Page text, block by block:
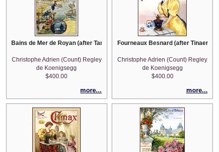
Bains de Mer de Royan (after Tamagno)
Christophe Adrien (Count) Regley
de Koenigsegg
$400.00
more...
Fourneaux Besnard (after Tinaere)
Christophe Adrien (Count) Regley
de Koenigsegg
$400.00
more...